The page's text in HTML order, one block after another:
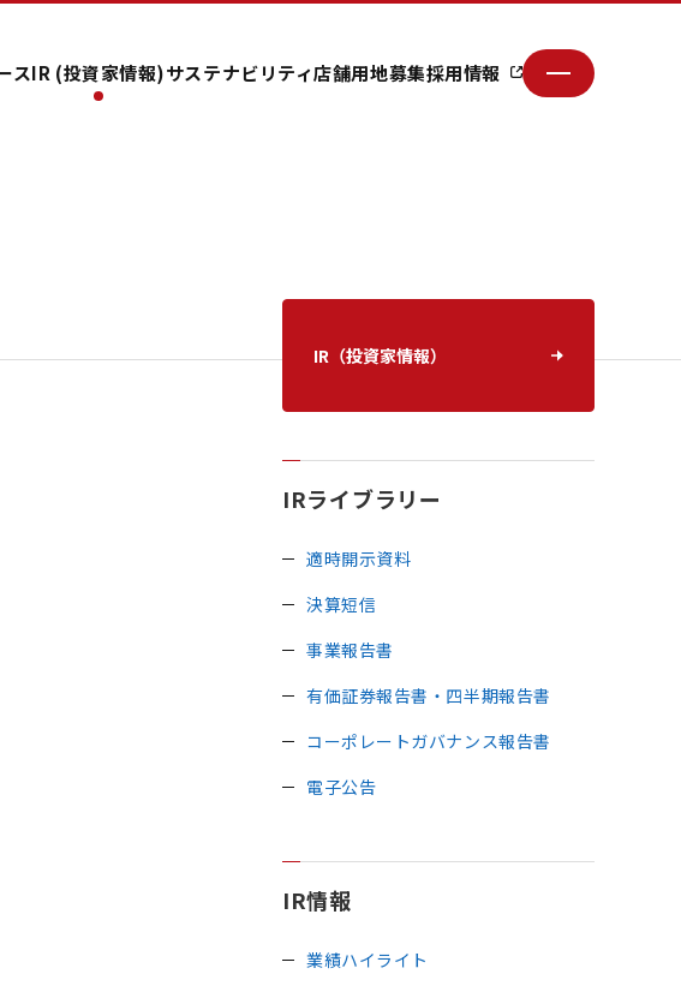
スIR (投資家情報)サステナビリティ店舗用地募集採用情報
IR（投資家情報）
IRライブラリー
適時開示資料
決算短信
事業報告書
有価証券報告書・四半期報告書
コーポレートガバナンス報告書
電子公告
IR情報
業績ハイライト